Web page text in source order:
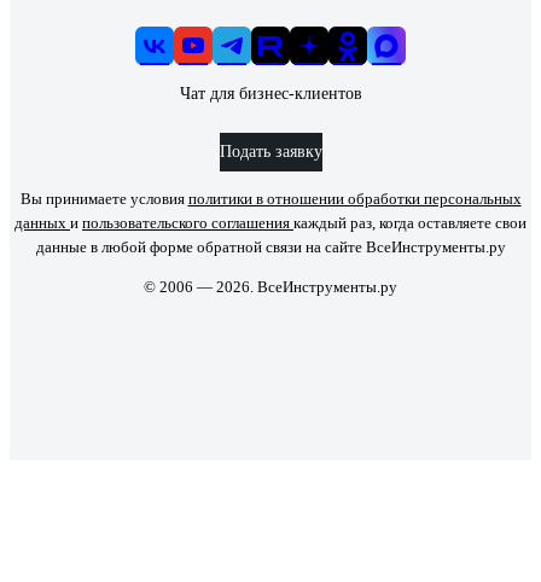
Чат для бизнес-клиентов
Подать заявку
Вы принимаете условия политики в отношении обработки персональных
данных и пользовательского соглашения каждый раз, когда оставляете свои
данные в любой форме обратной связи на сайте ВсеИнструменты.ру
© 2006 — 2026. ВсеИнструменты.ру